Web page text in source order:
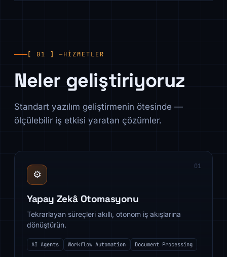
[ 01 ] —HIZMETLER
Neler geliştiriyoruz
Standart yazılım geliştirmenin ötesinde —
ölçülebilir iş etkisi yaratan çözümler.
01
⚙️
Yapay Zekâ Otomasyonu
Tekrarlayan süreçleri akıllı, otonom iş akışlarına
dönüştürün.
AI Agents Workflow Automation Document Processing